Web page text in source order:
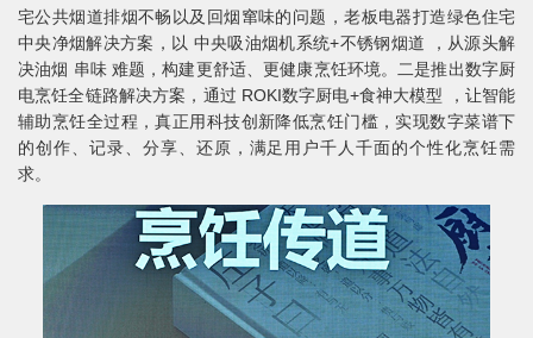
宅公共烟道排烟不畅以及回烟窜味的问题，老板电器打造绿色住宅
中央净烟解决方案，以 中央吸油烟机系统+不锈钢烟道 ，从源头解
决油烟 串味 难题，构建更舒适、更健康烹饪环境。二是推出数字厨
电烹饪全链路解决方案，通过 ROKI数字厨电+食神大模型 ，让智能
辅助烹饪全过程，真正用科技创新降低烹饪门槛，实现数字菜谱下
的创作、记录、分享、还原，满足用户千人千面的个性化烹饪需
求。